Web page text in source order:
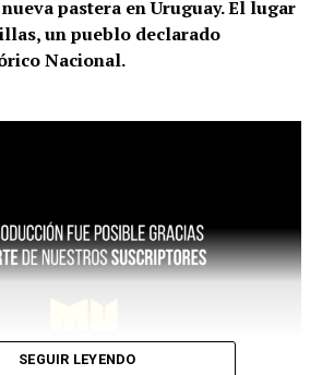
pastera en Uruguay. El lugar
un pueblo declarado
Nacional.
SEGUIR LEYENDO